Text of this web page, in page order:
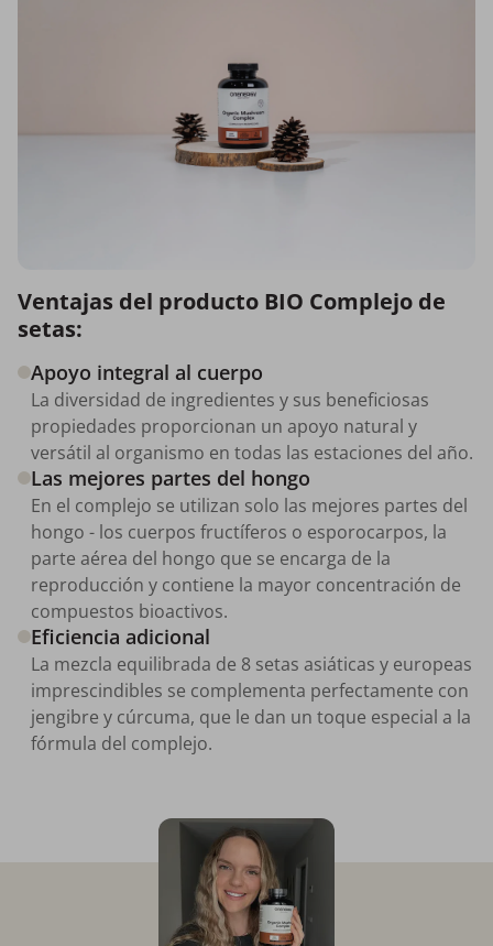
Ventajas del producto BIO Complejo de
setas:
Apoyo integral al cuerpo
La diversidad de ingredientes y sus beneficiosas
propiedades proporcionan un apoyo natural y
versátil al organismo en todas las estaciones del año.
Las mejores partes del hongo
En el complejo se utilizan solo las mejores partes del
hongo - los cuerpos fructíferos o esporocarpos, la
parte aérea del hongo que se encarga de la
reproducción y contiene la mayor concentración de
compuestos bioactivos.
Eficiencia adicional
La mezcla equilibrada de 8 setas asiáticas y europeas
imprescindibles se complementa perfectamente con
jengibre y cúrcuma, que le dan un toque especial a la
fórmula del complejo.